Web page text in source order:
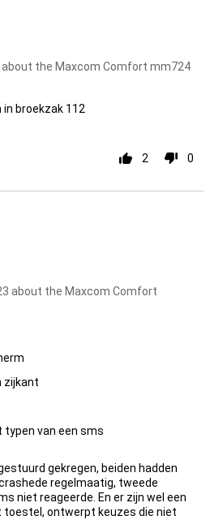
about the Maxcom Comfort mm724
broekzak 112
2 0
about the Maxcom Comfort
zijkant
typen van een sms
gekregen, beiden hadden
regelmaatig, tweede
niet reageerde. En er zijn wel een
toestel, ontwerpt keuzes die niet